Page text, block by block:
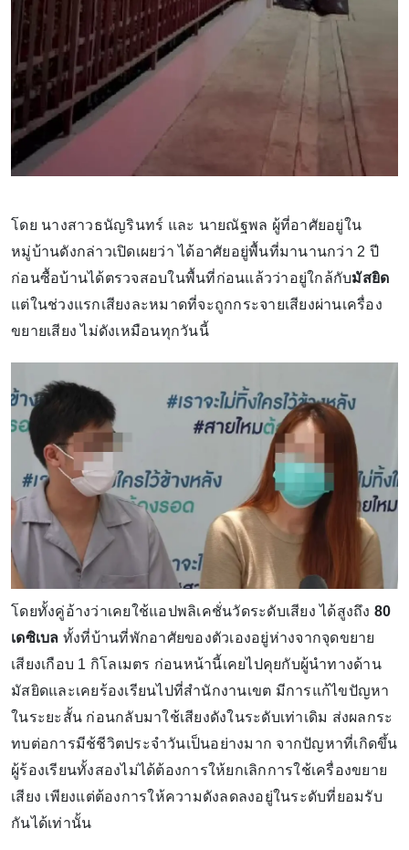
โดย นางสาวธนัญรินทร์ และ นายณัฐพล ผู้ที่อาศัยอยู่ใน
หมู่บ้านดังกล่าวเปิดเผยว่า ได้อาศัยอยู่พื้นที่มานานกว่า 2 ปี
ก่อนซื้อบ้านได้ตรวจสอบในพื้นที่ก่อนแล้วว่าอยู่ใกล้กับมัสยิด
แต่ในช่วงแรกเสียงละหมาดที่จะถูกกระจายเสียงผ่านเครื่อง
ขยายเสียง ไม่ดังเหมือนทุกวันนี้
โดยทั้งคู่อ้างว่าเคยใช้แอปพลิเคชั่นวัดระดับเสียง ได้สูงถึง 80
เดซิเบล ทั้งที่บ้านที่พักอาศัยของตัวเองอยู่ห่างจากจุดขยาย
เสียงเกือบ 1 กิโลเมตร ก่อนหน้านี้เคยไปคุยกับผู้นำทางด้าน
มัสยิดและเคยร้องเรียนไปที่สำนักงานเขต มีการแก้ไขปัญหา
ในระยะสั้น ก่อนกลับมาใช้เสียงดังในระดับเท่าเดิม ส่งผลกระ
ทบต่อการมีช้ชีวิตประจำวันเป็นอย่างมาก จากปัญหาที่เกิดขึ้น
ผู้ร้องเรียนทั้งสองไม่ได้ต้องการให้ยกเลิกการใช้เครื่องขยาย
เสียง เพียงแต่ต้องการให้ความดังลดลงอยู่ในระดับที่ยอมรับ
กันได้เท่านั้น